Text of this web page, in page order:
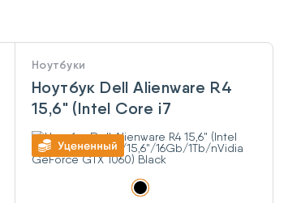
Ноутбуки
Ноутбук Dell Alienware R4
15,6" (Intel Core i7
8750H/15,6"/16Gb/1Tb/nVidia
GeForce GTX 1060) Black